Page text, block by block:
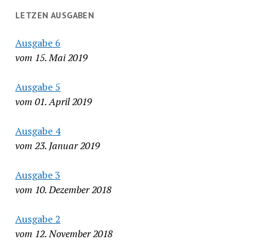
LETZEN AUSGABEN
Ausgabe 6
vom 15. Mai 2019
Ausgabe 5
vom 01. April 2019
Ausgabe 4
vom 23. Januar 2019
Ausgabe 3
vom 10. Dezember 2018
Ausgabe 2
vom 12. November 2018